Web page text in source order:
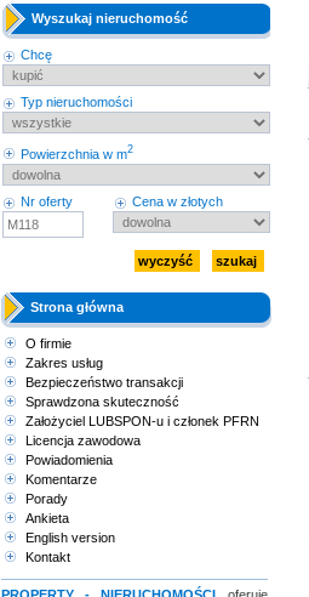
Wyszukaj nieruchomość
Chcę
Typ nieruchomości
Powierzchnia w m2
Nr oferty Cena w złotych
Strona główna
O firmie
Zakres usług
Bezpieczeństwo transakcji
Sprawdzona skuteczność
Założyciel LUBSPON-u i członek PFRN
Licencja zawodowa
Powiadomienia
Komentarze
Porady
Ankieta
English version
Kontakt